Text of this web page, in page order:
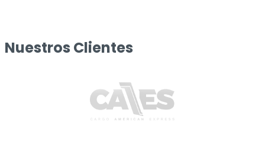
Nuestros Clientes